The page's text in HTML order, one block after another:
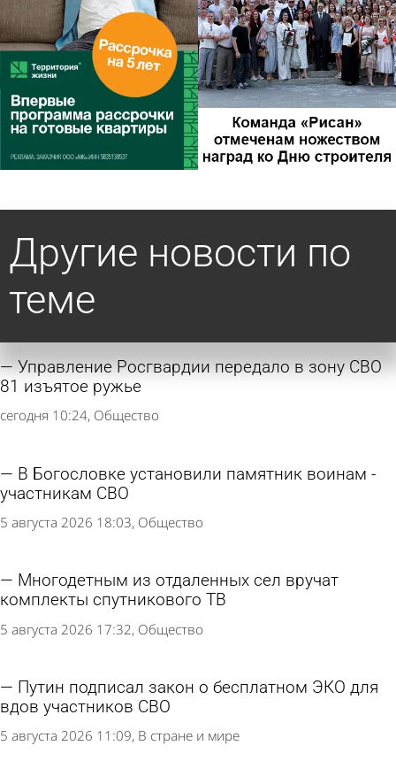
Другие новости по
теме
Управление Росгвардии передало в зону СВО
81 изъятое ружье
сегодня 10:24 Общество
В Богословке установили памятник воинам -
участникам СВО
5 августа 2026 18:03 Общество
Многодетным из отдаленных сел вручат
комплекты спутникового ТВ
5 августа 2026 17:32 Общество
Путин подписал закон о бесплатном ЭКО для
вдов участников СВО
5 августа 2026 11:09 В стране и мире